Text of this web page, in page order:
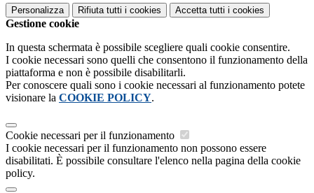
Personalizza Rifiuta tutti i cookies Accetta tutti i cookies
Gestione cookie
In questa schermata è possibile scegliere quali cookie consentire.
I cookie necessari sono quelli che consentono il funzionamento della
piattaforma e non è possibile disabilitarli.
Per conoscere quali sono i cookie necessari al funzionamento potete
visionare la COOKIE POLICY.
Cookie necessari per il funzionamento
I cookie necessari per il funzionamento non possono essere
disabilitati. È possibile consultare l'elenco nella pagina della cookie
policy.